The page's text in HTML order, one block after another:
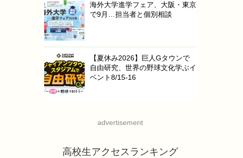
海外大学進学フェア、大阪・東京
で9月…担当者と個別相談
【夏休み2026】巨人Gタウンで
自由研究、世界の野球文化学ぶイ
ベント8/15-16
advertisement
高校生アクセスランキング